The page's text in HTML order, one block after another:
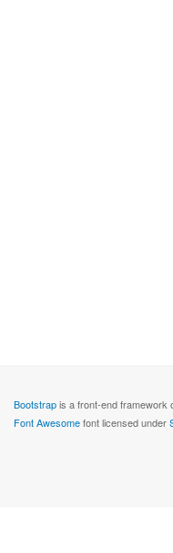
Bootstrapis a front-end framework
Font Awesomefont licensed under